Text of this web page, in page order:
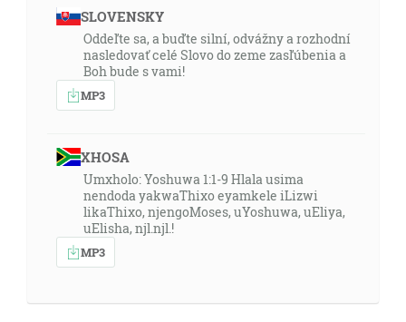
SLOVENSKY
Oddeľte sa, a buďte silní, odvážny a rozhodní
nasledovať celé Slovo do zeme zasľúbenia a
Boh bude s vami!
MP3
XHOSA
Umxholo: Yoshuwa 1:1-9 Hlala usima
nendoda yakwaThixo eyamkele iLizwi
likaThixo, njengoMoses, uYoshuwa, uEliya,
uElisha, njl.njl.!
MP3